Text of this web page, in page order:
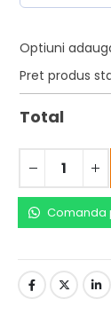
Optiuni
Pret produs
Total
Comanda